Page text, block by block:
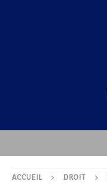
ACCUEIL DROIT